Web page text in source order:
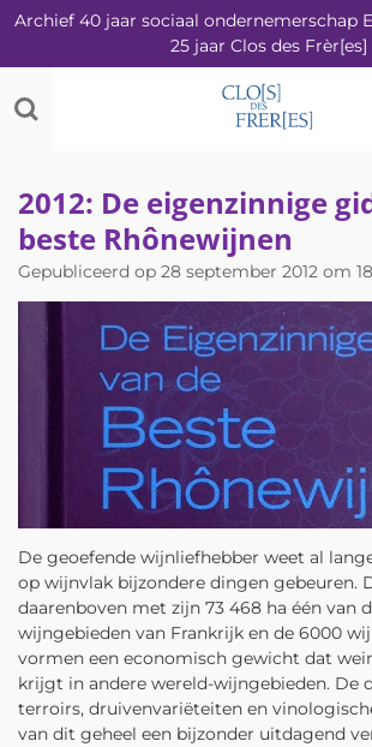
Ga
naar
de
hoofdinhoud
Archief 40 jaar sociaal ondernemerschap
25 jaar Clos des Frèr[es]
2012: De eigenzinnige
beste Rhônewijnen
Gepubliceerd op 28 september 2012 om
De geoefende wijnliefhebber weet al
op wijnvlak bijzondere dingen gebeuren.
daarenboven met zijn 73 468 ha één van
wijngebieden van Frankrijk en de 6000
vormen een economisch gewicht dat
krijgt in andere wereld-wijngebieden. De
terroirs, druivenvariëteiten en
van dit geheel een bijzonder uitdagend